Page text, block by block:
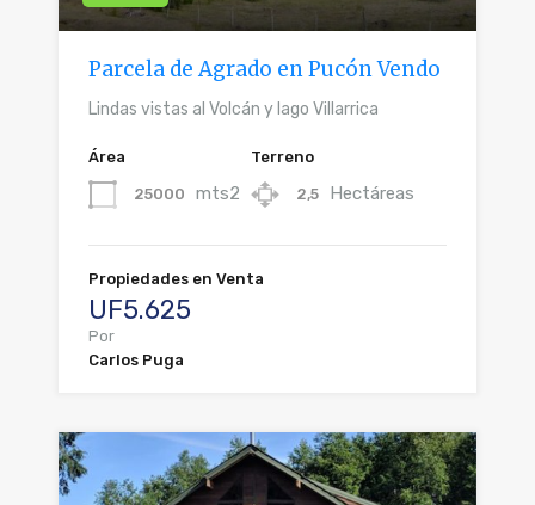
Parcela de Agrado en Pucón Vendo
Lindas vistas al Volcán y lago Villarrica
Área
25000 mts2
Terreno
2,5 Hectáreas
Propiedades en Venta
UF5.625
Por
Carlos Puga